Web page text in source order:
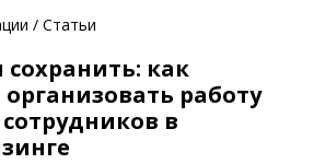
/Статьи
как
работу
в